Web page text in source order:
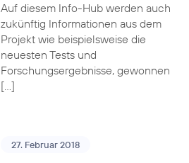
Auf diesem Info-Hub werden auch
zukünftig Informationen aus dem
Projekt wie beispielsweise die
neuesten Tests und
Forschungsergebnisse, gewonnen
[…]
27. Februar 2018